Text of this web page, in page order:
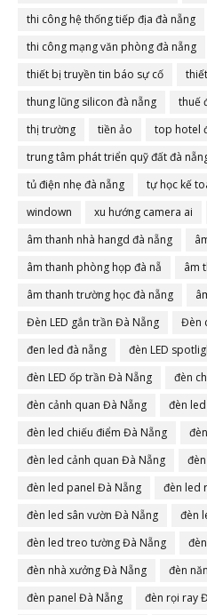
thi công hệ thống tiếp địa đà nẵng
thi công mạng văn phòng đà nẵng
thiết bị truyền tin báo sự cố
thung lũng silicon đà nẵng
thuế
thị trường
tiền ảo top hotel
trung tâm phát triển quỹ đất đà
tủ điện nhẹ đà nẵng
tự học kế
windown
xu hướng camera ai
âm thanh nhà hangd đà nẵng
âm thanh phòng họp đà nẵ
âm
âm thanh trường học đà nẵng
Đèn LED gắn trần Đà Nẵng
Đèn
đen led đà nẵng
đèn LED
đèn LED ốp trần Đà Nẵng
đèn
đèn cảnh quan Đà Nẵng
đèn
đèn led chiếu điểm Đà Nẵng
đèn led cảnh quan Đà Nẵng
đèn led panel Đà Nẵng
đèn led
đèn led sân vườn Đà Nẵng
đèn
đèn led treo tường Đà Nẵng
đèn nhà xưởng Đà Nẵng
đèn
đèn panel Đà Nẵng
đèn rọi ray